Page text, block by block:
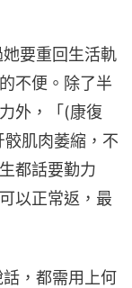
要重回生活軌
不便。除了半
外，「(康復
肌肉萎縮，不
都話要勤力
以正常返，最
，都需用上何